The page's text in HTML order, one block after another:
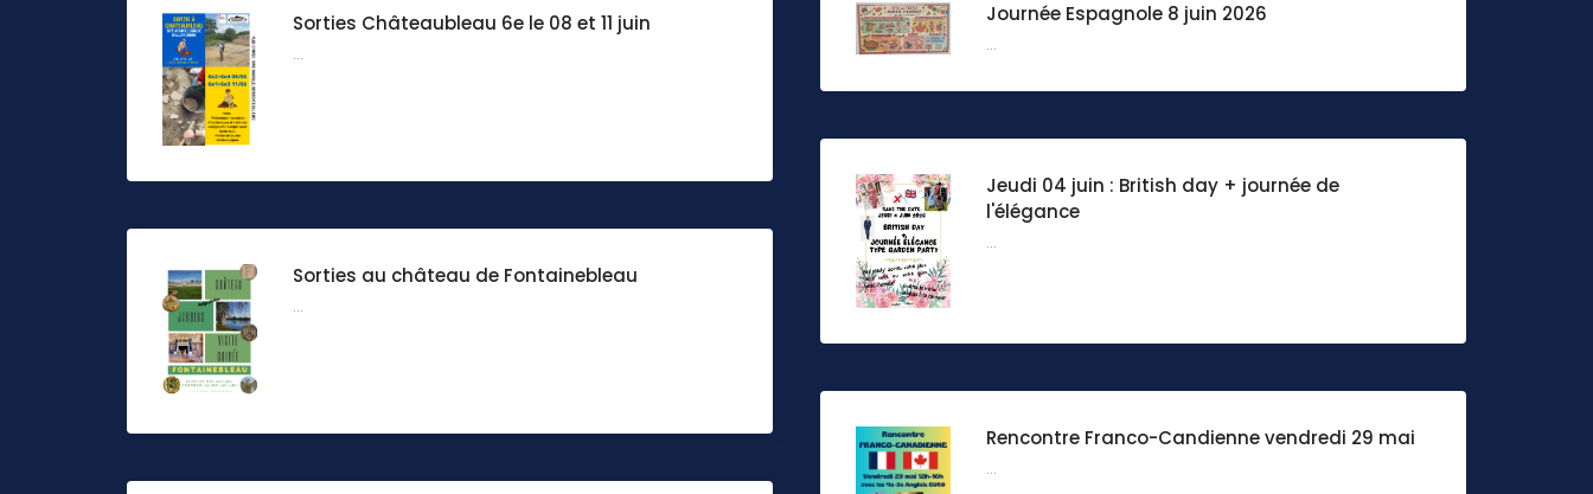
Journée Espagnole 8 juin 2026
...
Sorties Châteaubleau 6e le 08 et 11 juin
...
Jeudi 04 juin : British day + journée de
l'élégance
...
Sorties au château de Fontainebleau
...
Rencontre Franco-Candienne vendredi 29 mai
...